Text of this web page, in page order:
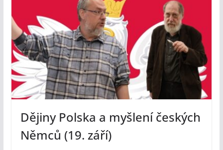
Dějiny Polska a myšlení českých
Němců (19. září)